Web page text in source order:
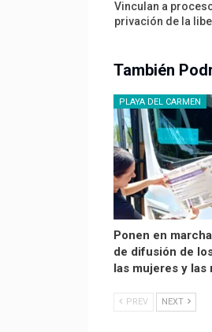
Vinculan a
privación de la
También
PLAYA DEL CARMEN
Ponen en
de difusión de
las mujeres y
PREV NEXT